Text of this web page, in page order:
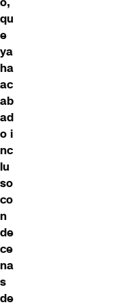
qu
e
ya
ha
ac
ab
ad
o i
nc
lu
so
co
n
de
ce
na
s
de